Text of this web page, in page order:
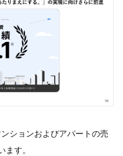
ションおよびアパートの売
ます。